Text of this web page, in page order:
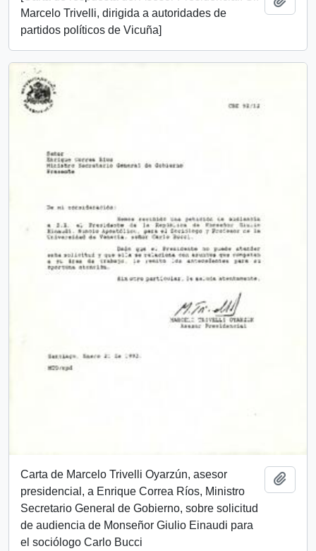
Marcelo Trivelli, dirigida a autoridades de
partidos políticos de Vicuña]
Carta de Marcelo Trivelli Oyarzún, asesor
presidencial, a Enrique Correa Ríos, Ministro
Secretario General de Gobierno, sobre solicitud
de audiencia de Monseñor Giulio Einaudi para
el sociólogo Carlo Bucci